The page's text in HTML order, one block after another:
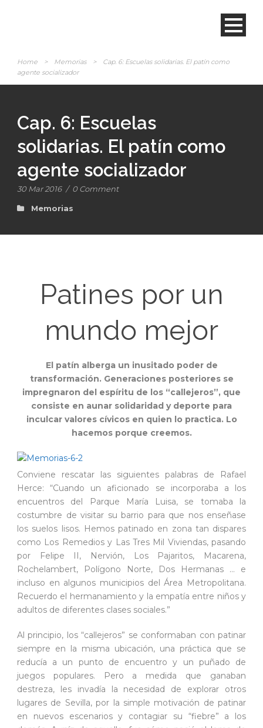
Home > Memorias >
Cap. 6: Escuelas solidarias. El patín como
agente socializador
Cap. 6: Escuelas
solidarias. El patín como
agente socializador
30 Mar 2016 / 0 Comment
Memorias
Patines por un
mundo mejor
El patín alberga un inusitado poder de
transformación. Generaciones posteriores se
impregnaron del espíritu de los “callejeros”, que
consiste en aunar solidaridad y deporte para
inculcar valores cívicos en quien lo practica. Lo
hacemos porque creemos.
Conviene rescatar las siguientes palabras de Rafael
Herce: “Cuando un aficionado se incorporaba a los
encuentros del Parque María Luisa, se tomaba la
costumbre de visitar su barrio para que nos enseñase
los suelos lisos. Hemos patinado en zona tan dispares
como Los Remedios y Las Tres Mil Viviendas, pasando
por Felipe II, Nervión, Los Pajaritos, Macarena,
Rochelambert, Polígono Norte, Dos Hermanas … e
incluso en algunos municipios del Área Metropolitana.
Recuerdo el hermanamiento y la empatía entre niños y
adultos de diferentes clases sociales.”
Al principio, los “callejeros” se conformaban con patinar
siempre en la misma ubicación, una práctica que se
reducía a un punto de encuentro y un puñado de
juegos populares. Pero a medida que ganaban
destreza, les invadía la necesidad de explorar otros
lugares de Sevilla, por la simple motivación de patinar
en nuevos escenarios y contagiar su “fiebre” a los